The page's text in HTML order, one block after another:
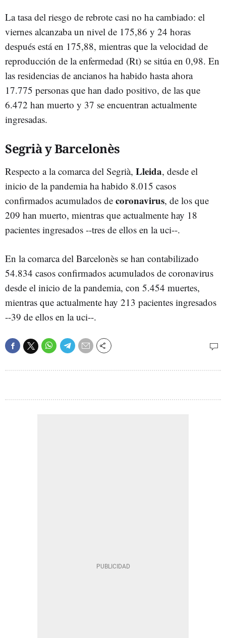
La tasa del riesgo de rebrote casi no ha cambiado: el
viernes alcanzaba un nivel de 175,86 y 24 horas
después está en 175,88, mientras que la velocidad de
reproducción de la enfermedad (Rt) se sitúa en 0,98. En
las residencias de ancianos ha habido hasta ahora
17.775 personas que han dado positivo, de las que
6.472 han muerto y 37 se encuentran actualmente
ingresadas.
Segrià y Barcelonès
Respecto a la comarca del Segrià, Lleida, desde el
inicio de la pandemia ha habido 8.015 casos
confirmados acumulados de coronavirus, de los que
209 han muerto, mientras que actualmente hay 18
pacientes ingresados --tres de ellos en la uci--.
En la comarca del Barcelonès se han contabilizado
54.834 casos confirmados acumulados de coronavirus
desde el inicio de la pandemia, con 5.454 muertes,
mientras que actualmente hay 213 pacientes ingresados
--39 de ellos en la uci--.